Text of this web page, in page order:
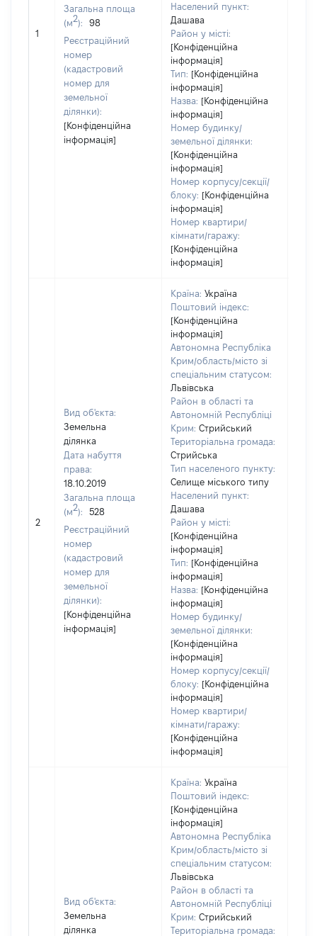
1
Загальна площа
(м2):
98
Реєстраційний
номер
(кадастровий
номер для
земельної
ділянки):
[Конфіденційна
інформація]
Населений пункт:
Дашава
Район у місті:
[Конфіденційна
інформація]
Тип: [Конфіденційна
інформація]
Назва: [Конфіденційна
інформація]
Номер будинку/
земельної ділянки:
[Конфіденційна
інформація]
Номер корпусу/секції/
блоку: [Конфіденційна
інформація]
Номер квартири/
кімнати/гаражу:
[Конфіденційна
інформація]
2
Вид об'єкта:
Земельна
ділянка
Дата набуття
права:
18.10.2019
Загальна площа
(м2):
528
Реєстраційний
номер
(кадастровий
номер для
земельної
ділянки):
[Конфіденційна
інформація]
Країна: Україна
Поштовий індекс:
[Конфіденційна
інформація]
Автономна Республіка
Крим/область/місто зі
спеціальним статусом:
Львівська
Район в області та
Автономній Республіці
Крим: Стрийський
Територіальна громада:
Стрийська
Тип населеного пункту:
Селище міського типу
Населений пункт:
Дашава
Район у місті:
[Конфіденційна
інформація]
Тип: [Конфіденційна
інформація]
Назва: [Конфіденційна
інформація]
Номер будинку/
земельної ділянки:
[Конфіденційна
інформація]
Номер корпусу/секції/
блоку: [Конфіденційна
інформація]
Номер квартири/
кімнати/гаражу:
[Конфіденційна
інформація]
Вид об'єкта:
Земельна
ділянка
Країна: Україна
Поштовий індекс:
[Конфіденційна
інформація]
Автономна Республіка
Крим/область/місто зі
спеціальним статусом:
Львівська
Район в області та
Автономній Республіці
Крим: Стрийський
Територіальна громада: